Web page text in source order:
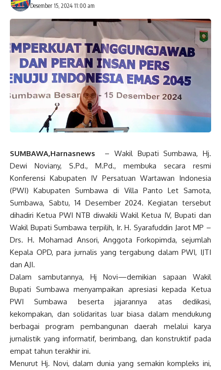
Desember 15, 2024 11:00 am
SUMBAWA,Harnasnews – Wakil Bupati Sumbawa, Hj.
Dewi Noviany, S.Pd., M.Pd., membuka secara resmi
Konferensi Kabupaten IV Persatuan Wartawan Indonesia
(PWI) Kabupaten Sumbawa di Villa Panto Let Samota,
Sumbawa, Sabtu, 14 Desember 2024. Kegiatan tersebut
dihadiri Ketua PWI NTB diwakili Wakil Ketua IV, Bupati dan
Wakil Bupati Sumbawa terpilih, Ir. H. Syarafuddin Jarot MP –
Drs. H. Mohamad Ansori, Anggota Forkopimda, sejumlah
Kepala OPD, para jurnalis yang tergabung dalam PWI, IJTI
dan AJI.
Dalam sambutannya, Hj Novi—demikian sapaan Wakil
Bupati Sumbawa menyampaikan apresiasi kepada Ketua
PWI Sumbawa beserta jajarannya atas dedikasi,
kekompakan, dan solidaritas luar biasa dalam mendukung
berbagai program pembangunan daerah melalui karya
jurnalistik yang informatif, berimbang, dan konstruktif pada
empat tahun terakhir ini.
Menurut Hj. Novi, dalam dunia yang semakin kompleks ini,